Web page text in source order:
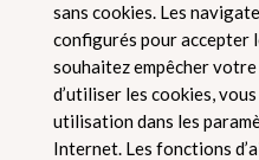
sans cookies. Les
configurés pour accepter
souhaitez empêcher
d’utiliser les cookies,
utilisation dans les
Internet. Les fonctions